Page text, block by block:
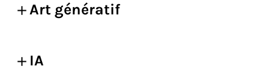
Art génératif
IA